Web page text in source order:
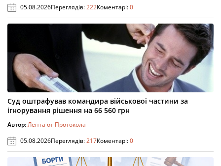
05.08.2026Переглядів:222Коментарі:0
Суд оштрафував командира військової частини за
ігнорування рішення на 66 560 грн
Автор:Лента от Протокола
05.08.2026Переглядів:217Коментарі:0